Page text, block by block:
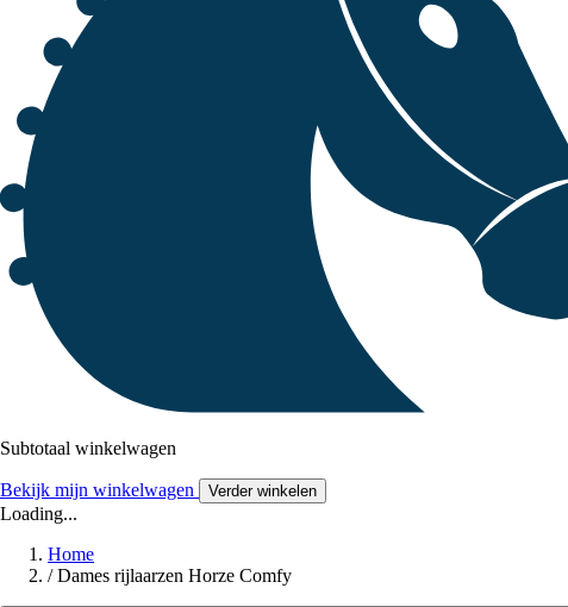
Subtotaal winkelwagen
Bekijk mijn winkelwagen Verder winkelen
Loading...
Home
/ Dames rijlaarzen Horze Comfy